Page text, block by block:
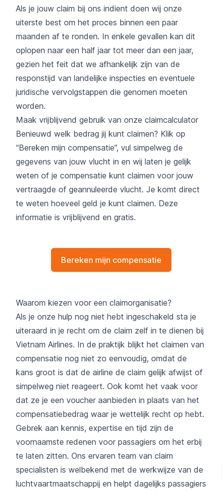
Als je jouw claim bij ons indient doen wij onze
uiterste best om het proces binnen een paar
maanden af te ronden. In enkele gevallen kan dit
oplopen naar een half jaar tot meer dan een jaar,
gezien het feit dat we afhankelijk zijn van de
responstijd van landelijke inspecties en eventuele
juridische vervolgstappen die genomen moeten
worden.
Maak vrijblijvend gebruik van onze claimcalculator
Benieuwd welk bedrag jij kunt claimen? Klik op
“Bereken mijn compensatie”, vul simpelweg de
gegevens van jouw vlucht in en wij laten je gelijk
weten of je compensatie kunt claimen voor jouw
vertraagde of geannuleerde vlucht. Je komt direct
te weten hoeveel geld je kunt claimen. Deze
informatie is vrijblijvend en gratis.
Bereken mijn compensatie
Waarom kiezen voor een claimorganisatie?
Als je onze hulp nog niet hebt ingeschakeld sta je
uiteraard in je recht om de claim zelf in te dienen bij
Vietnam Airlines. In de praktijk blijkt het claimen van
compensatie nog niet zo eenvoudig, omdat de
kans groot is dat de airline de claim gelijk afwijst of
simpelweg niet reageert. Ook komt het vaak voor
dat ze je een voucher aanbieden in plaats van het
compensatiebedrag waar je wettelijk recht op hebt.
Gebrek aan kennis, expertise en tijd zijn de
voornaamste redenen voor passagiers om het erbij
te laten zitten. Ons ervaren team van claim
specialisten is welbekend met de werkwijze van de
luchtvaartmaatschappij en helpt dagelijks passagiers